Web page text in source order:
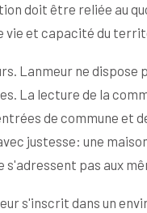
doit être reliée au
vie et capacité du
Lanmeur ne dispose
La lecture de la
de commune et
justesse: une
s'adressent pas aux
s'inscrit dans un